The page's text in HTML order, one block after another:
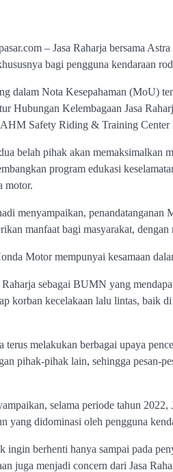
– Jasa Raharja bersama
bagi pengguna kendaraan
dalam Nota Kesepahaman (MoU)
Hubungan Kelembagaan Jasa
Safety Riding & Training Center
belah pihak akan memaksimalkan
program edukasi
motor.
menyampaikan,
manfaat bagi masyarakat,
Motor mempunyai kesamaan
sebagai BUMN yang
korban kecelakaan lalu lintas, baik
melakukan berbagai upaya
pihak-pihak lain, sehingga pesan-
selama periode tahun 2022,
yang didominasi oleh pengguna
ingin berhenti hanya sampai pada
juga menjadi concern dari Jasa